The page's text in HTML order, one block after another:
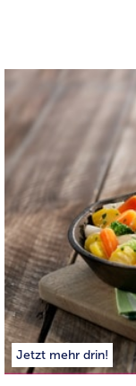
Jetzt mehr drin!